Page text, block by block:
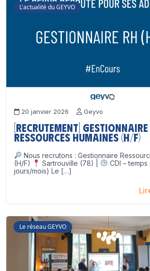
L'actualité du GEYVO
20 janvier 2026 Geyvo
[Recrutement] Gestionnaire
Ressources Humaines (H/F)
Nous recrutons : Gestionnaire
(H/F)
Sartrouville (78) |
CDI –
jours/mois) Le […]
Le réseau GEYVO